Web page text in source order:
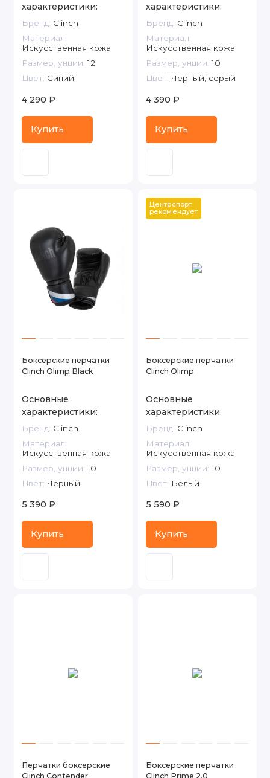
характеристики:
Бренд: Clinch
Материал:
Искусственная кожа
Размер, унции: 12
Цвет: Синий
4 290 ₽
Купить
характеристики:
Бренд: Clinch
Материал:
Искусственная кожа
Размер, унции: 10
Цвет: Черный, серый
4 390 ₽
Купить
Боксерские перчатки
Clinch Olimp Black
Основные
характеристики:
Бренд: Clinch
Материал:
Искусственная кожа
Размер, унции: 10
Цвет: Черный
5 390 ₽
Купить
Центрспорт
рекомендует
Боксерские перчатки
Clinch Olimp
Основные
характеристики:
Бренд: Clinch
Материал:
Искусственная кожа
Размер, унции: 10
Цвет: Белый
5 590 ₽
Купить
Перчатки боксерские
Clinch Contender
Боксерские перчатки
Clinch Prime 2.0